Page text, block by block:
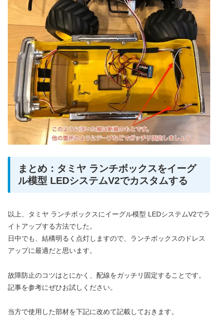
まとめ：タミヤ ランチボックスをイーグ
ル模型 LEDシステムV2でカスタムする
以上、タミヤ ランチボックスにイーグル模型 LEDシステムV2でラ
イトアップする方法でした。
日中でも、結構明るく点灯しますので、ランチボックスのドレス
アップに最適だと思います。
故障防止のコツはとにかく、配線をガッチリ固定することです。
記事を参考にぜひお試しください。
当方で使用した部材を下記に改めて記載しておきます。